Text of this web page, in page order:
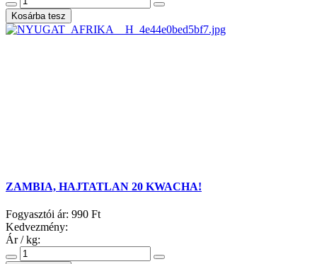
ZAMBIA, HAJTATLAN 20 KWACHA!
Fogyasztói ár: 990 Ft
Kedvezmény:
Ár / kg: